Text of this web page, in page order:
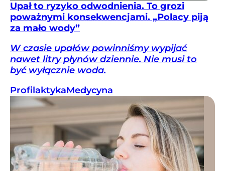
Upał to ryzyko odwodnienia. To grozi
poważnymi konsekwencjami. „Polacy piją
za mało wody”
W czasie upałów powinniśmy wypijać
nawet litry płynów dziennie. Nie musi to
być wyłącznie woda.
ProfilaktykaMedycyna